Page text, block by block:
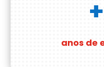
anos de